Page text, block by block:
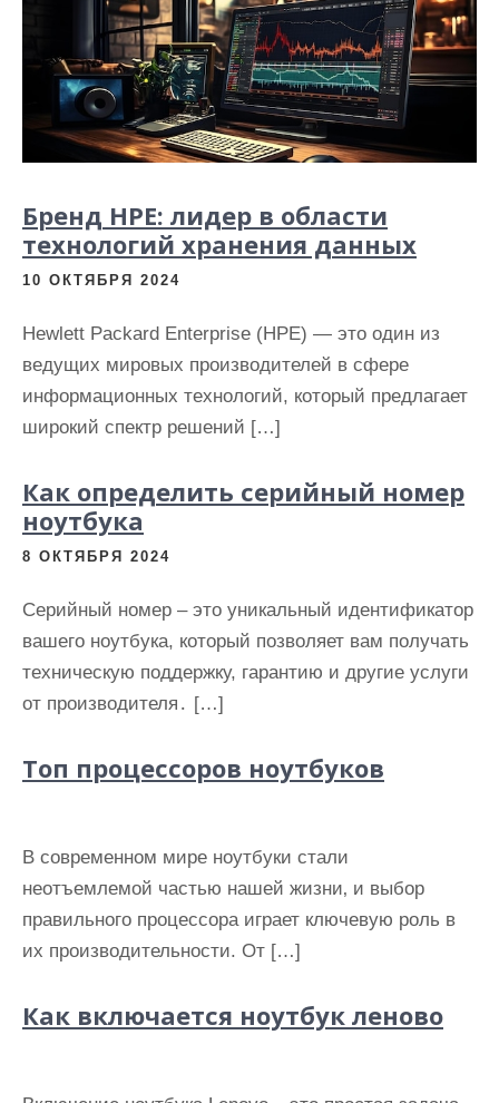
Бренд HPE: лидер в области
технологий хранения данных
10 ОКТЯБРЯ 2024
Hewlett Packard Enterprise (HPE) — это один из
ведущих мировых производителей в сфере
информационных технологий, который предлагает
широкий спектр решений […]
Как определить серийный номер
ноутбука
8 ОКТЯБРЯ 2024
Серийный номер – это уникальный идентификатор
вашего ноутбука, который позволяет вам получать
техническую поддержку, гарантию и другие услуги
от производителя․ […]
Топ процессоров ноутбуков
В современном мире ноутбуки стали
неотъемлемой частью нашей жизни‚ и выбор
правильного процессора играет ключевую роль в
их производительности. От […]
Как включается ноутбук леново